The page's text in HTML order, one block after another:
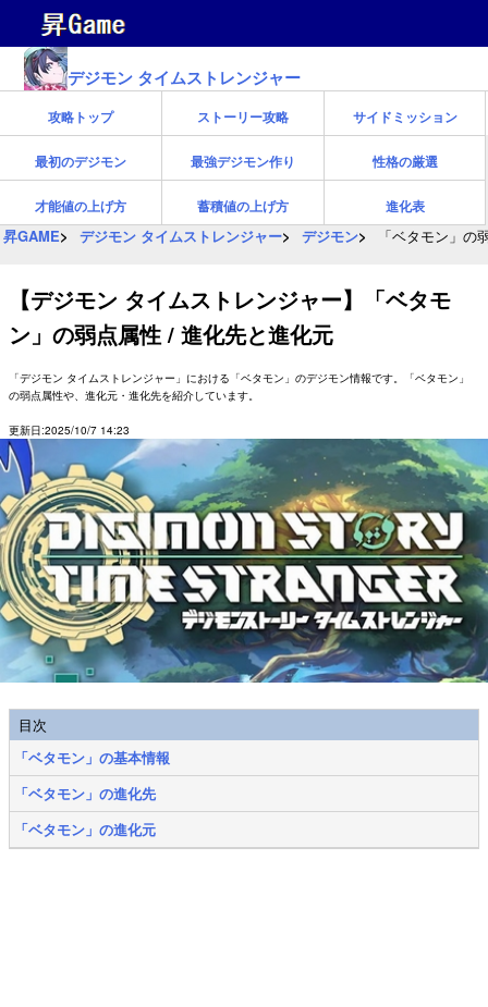
デジモン タイムストレンジャー
攻略トップ ストーリー攻略 サイドミッション
最初のデジモン 最強デジモン作り 性格の厳選
才能値の上げ方 蓄積値の上げ方 進化表
昇GAME デジモン タイムストレンジャー デジモン 「ベタモン」の
【デジモン タイムストレンジャー】「ベタモ
ン」の弱点属性 / 進化先と進化元
「デジモン タイムストレンジャー」における「ベタモン」のデジモン情報です。「ベタモン」
の弱点属性や、進化元・進化先を紹介しています。
更新日:2025/10/7 14:23
目次
「ベタモン」の基本情報
「ベタモン」の進化先
「ベタモン」の進化元